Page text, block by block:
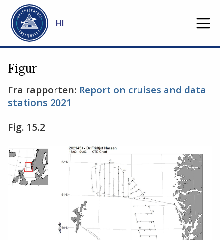
Gå til hovedinnhold
HI
Figur
Fra rapporten: Report on cruises and data
stations 2021
Fig. 15.2